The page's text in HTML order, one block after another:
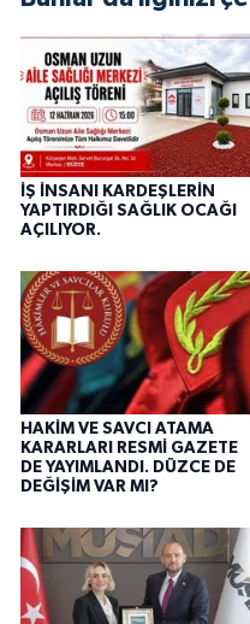
İŞ İNSANI KARDEŞLERİN
YAPTIRDIĞI SAĞLIK OCAĞI
AÇILIYOR.
HAKİM VE SAVCI ATAMA
KARARLARI RESMİ GAZETE
DE YAYIMLANDI. DÜZCE DE
DEĞİŞİM VAR MI?